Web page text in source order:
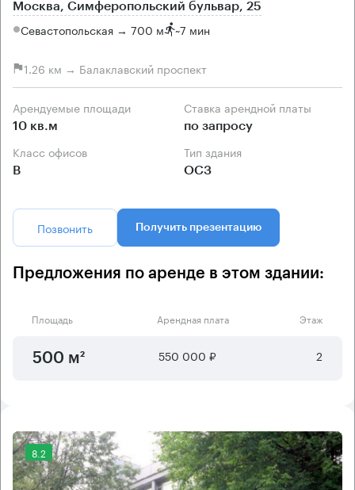
Москва, Симферопольский бульвар, 25
Севастопольская → 700 м ~7 мин
1.26 км → Балаклавский проспект
Арендуемые площади
10 кв.м
Ставка арендной платы
по запросу
Класс офисов
B
Тип здания
ОСЗ
Позвонить Получить презентацию
Предложения по аренде в этом здании:
Площадь Арендная плата Этаж
500 м² 550 000 ₽ 2
8.2